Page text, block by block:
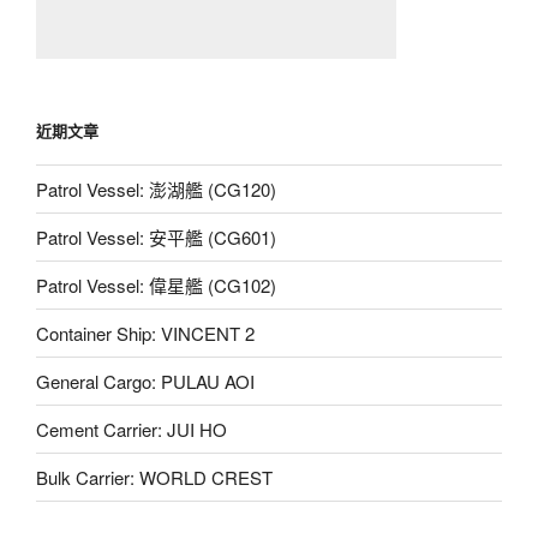
近期文章
Patrol Vessel: 澎湖艦 (CG120)
Patrol Vessel: 安平艦 (CG601)
Patrol Vessel: 偉星艦 (CG102)
Container Ship: VINCENT 2
General Cargo: PULAU AOI
Cement Carrier: JUI HO
Bulk Carrier: WORLD CREST